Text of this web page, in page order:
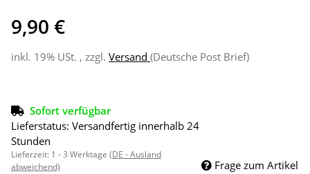
9,90 €
inkl. 19% USt. , zzgl. Versand (Deutsche Post Brief)
Sofort verfügbar
Lieferstatus: Versandfertig innerhalb 24
Stunden
Lieferzeit: 1 - 3 Werktage (DE - Ausland
abweichend)
Frage zum Artikel